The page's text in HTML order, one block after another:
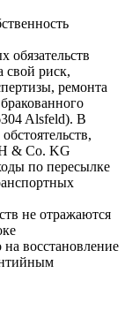
обязательств
свой риск,
ремонта
Alsfeld). В
& Со. KG
по пересылке
не отражаются
восстановление